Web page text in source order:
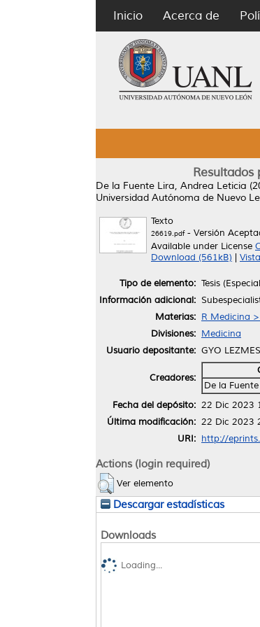
Inicio Acerca de
De la Fuente Lira, Andrea Leticia
Universidad Autónoma de Nuevo
Texto
26619.pdf- Versión
Available under License
Download (561kB)
Tipo de elemento: Tesis
Información adicional:
Materias: R Medicina
Divisiones: Medicina
Usuario depositante: GYO
Creadores:
De la
Fecha del depósito: 22 Dic 2023
Última modificación: 22 Dic 2023
URI: http://
Actions (login required)
Ver elemento
Descargar estadísticas
Downloads
Loading...